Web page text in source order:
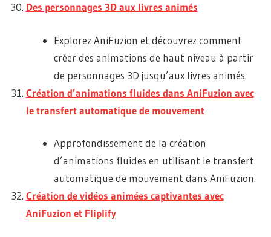
Des personnages 3D aux livres animés
Explorez AniFuzion et découvrez comment
créer des animations de haut niveau à partir
de personnages 3D jusqu’aux livres animés.
Création d’animations fluides dans AniFuzion avec
le transfert automatique de mouvement
Approfondissement de la création
d’animations fluides en utilisant le transfert
automatique de mouvement dans AniFuzion.
Création de vidéos animées captivantes avec
AniFuzion et Fliplify